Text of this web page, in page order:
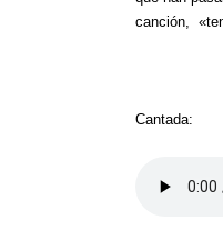
canción,
Cantada: